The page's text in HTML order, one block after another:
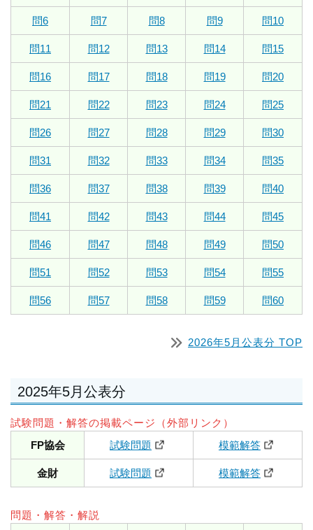
問6 問7 問8 問9 問10
問11 問12 問13 問14 問15
問16 問17 問18 問19 問20
問21 問22 問23 問24 問25
問26 問27 問28 問29 問30
問31 問32 問33 問34 問35
問36 問37 問38 問39 問40
問41 問42 問43 問44 問45
問46 問47 問48 問49 問50
問51 問52 問53 問54 問55
問56 問57 問58 問59 問60
2026年5月公表分 TOP
2025年5月公表分
試験問題・解答の掲載ページ（外部リンク）
FP協会
試験問題 模範解答
金財 試験問題 模範解答
問題・解答・解説